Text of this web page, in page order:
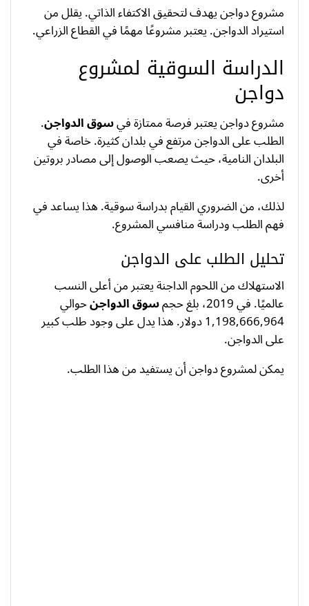
مشروع دواجن يهدف لتحقيق الاكتفاء الذاتي. يقلل من
استيراد الدواجن. يعتبر مشروعًا مهمًا في القطاع الزراعي.
الدراسة السوقية لمشروع
دواجن
مشروع دواجن يعتبر فرصة ممتازة فيسوق الدواجن.
الطلب على الدواجن مرتفع في بلدان كثيرة. خاصة في
البلدان النامية، حيث يصعب الوصول إلى مصادر بروتين
أخرى.
لذلك، من الضروري القيام بدراسة سوقية. هذا يساعد في
فهم الطلب ودراسة منافسي المشروع.
تحليل الطلب على الدواجن
الاستهلاك من اللحوم الداجنة يعتبر من أعلى النسب
عالميًا. في 2019، بلغ حجم سوق الدواجنحوالي
1,198,666,964 دولار. هذا يدل على وجود طلب كبير
على الدواجن.
يمكن لمشروع دواجن أن يستفيد من هذا الطلب.